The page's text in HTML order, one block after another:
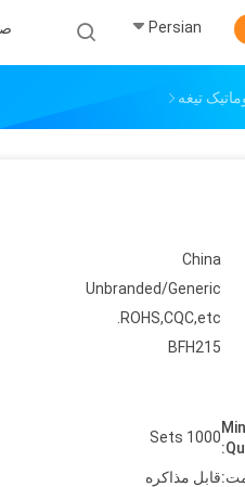
Persian
تیغه
China
Unbranded/Generic
ROHS,CQC,etc.
BFH215
1000 Sets
قابل مذاکره